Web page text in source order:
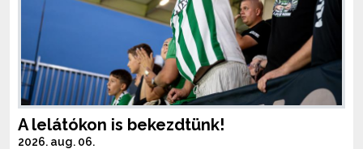
A lelátókon is bekezdtünk!
2026. aug. 06.